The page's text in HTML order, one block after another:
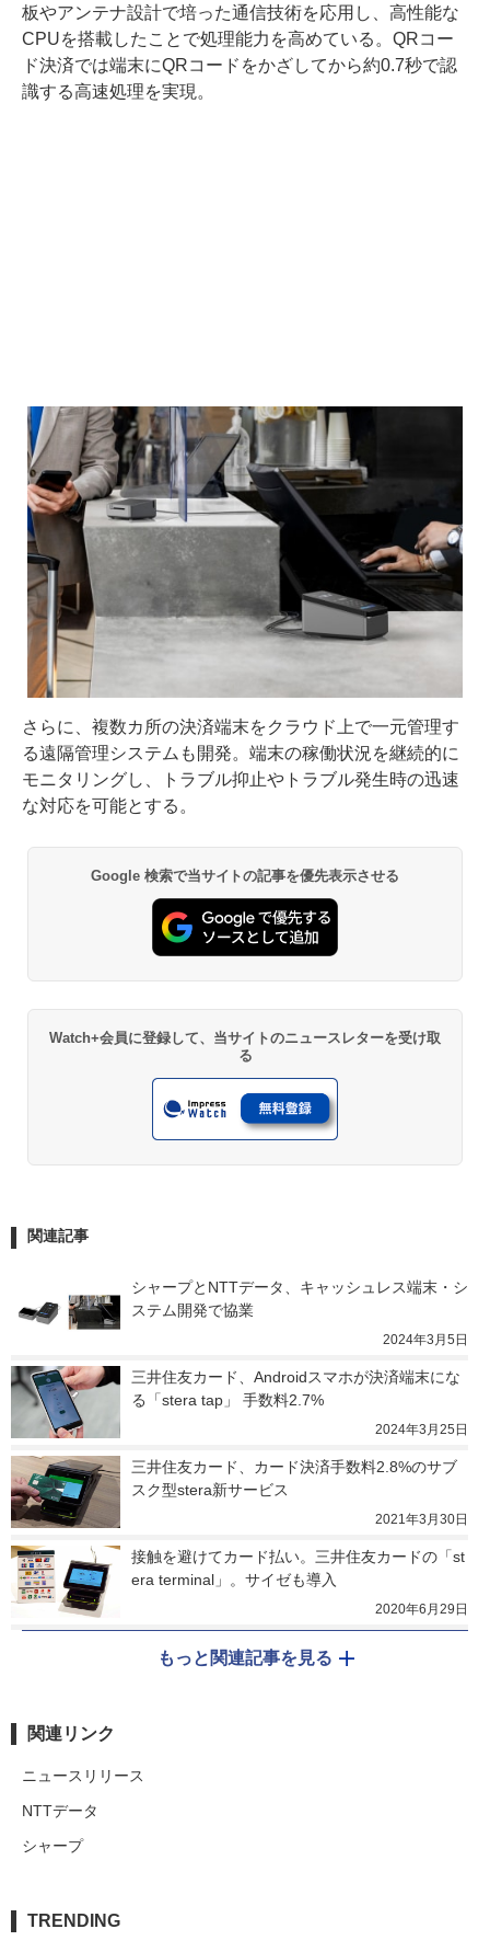
板やアンテナ設計で培った通信技術を応用し、高性能な
CPUを搭載したことで処理能力を高めている。QRコー
ド決済では端末にQRコードをかざしてから約0.7秒で認
識する高速処理を実現。
さらに、複数カ所の決済端末をクラウド上で一元管理す
る遠隔管理システムも開発。端末の稼働状況を継続的に
モニタリングし、トラブル抑止やトラブル発生時の迅速
な対応を可能とする。
Google 検索で当サイトの記事を優先表示させる
Watch+会員に登録して、当サイトのニュースレターを受け取
る
関連記事
シャープとNTTデータ、キャッシュレス端末・シ
ステム開発で協業
2024年3月5日
三井住友カード、Androidスマホが決済端末にな
る「stera tap」 手数料2.7%
2024年3月25日
三井住友カード、カード決済手数料2.8%のサブ
スク型stera新サービス
2021年3月30日
接触を避けてカード払い。三井住友カードの「st
era terminal」。サイゼも導入
2020年6月29日
もっと関連記事を見る
関連リンク
ニュースリリース
NTTデータ
シャープ
TRENDING